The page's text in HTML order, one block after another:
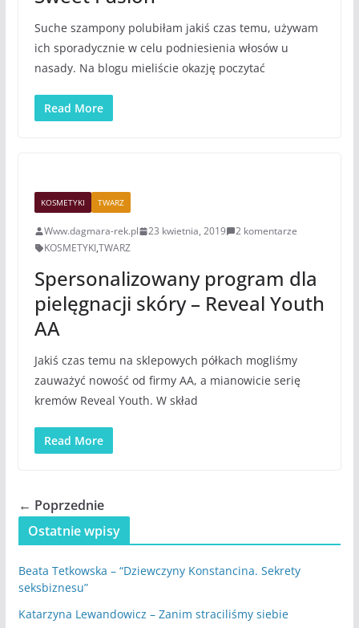
Suche szampony polubiłam jakiś czas temu, używam
ich sporadycznie w celu podniesienia włosów u
nasady. Na blogu mieliście okazję poczytać
Read More
KOSMETYKI TWARZ
Www.dagmara-rek.pl 23 kwietnia, 2019
2 komentarze
KOSMETYKI,TWARZ
Spersonalizowany program dla
pielęgnacji skóry – Reveal Youth
AA
Jakiś czas temu na sklepowych półkach mogliśmy
zauważyć nowość od firmy AA, a mianowicie serię
kremów Reveal Youth. W skład
Read More
← Poprzednie
Ostatnie wpisy
Beata Tetkowska – “Dziewczyny Konstancina. Sekrety
seksbiznesu”
Katarzyna Lewandowicz – Zanim straciliśmy siebie